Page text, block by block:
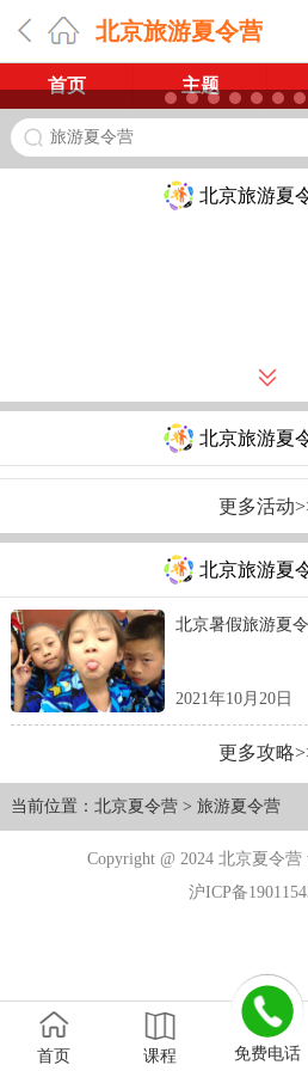
北京旅游夏令营
首页 主题
旅游夏令营
北京旅游夏
北京旅游夏
更多活动
北京旅游夏
北京暑假旅游夏
2021年10月20日
更多攻略
当前位置： 北京夏令营> 旅游夏令营
首页 课程 免费电话
Copyright @ 2024 北京夏令营
沪ICP备